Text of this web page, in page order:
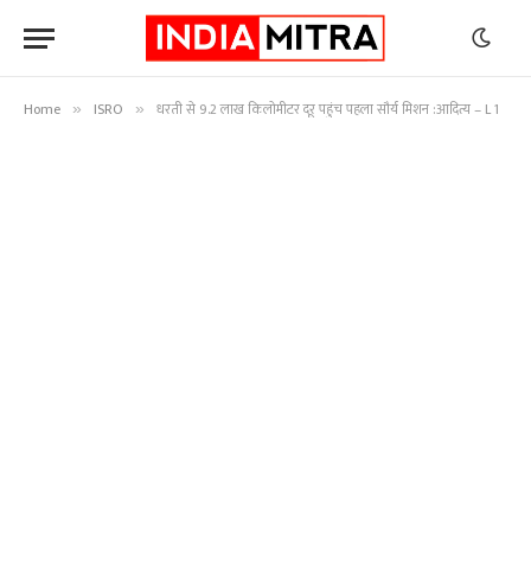
Home » ISRO » धरती से 9.2 लाख किलोमीटर दूर पहुंच पहला सौर्य मिशन :आदित्य – L 1